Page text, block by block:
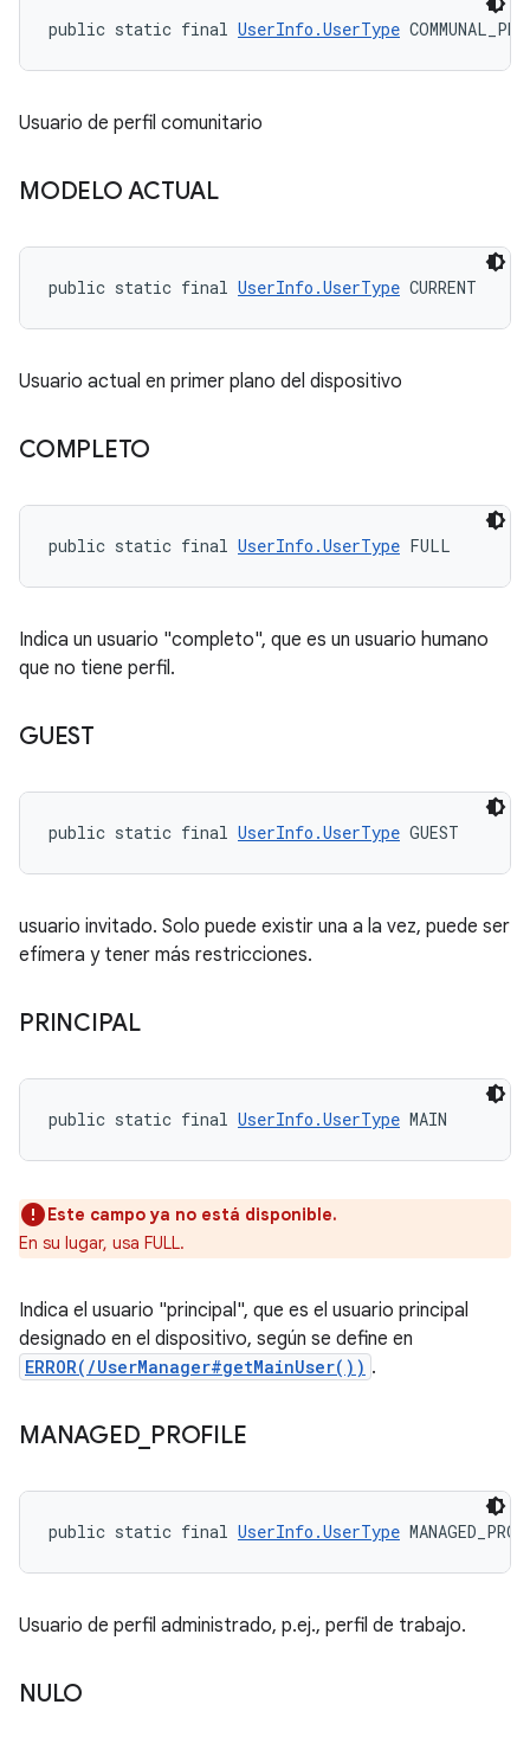
public static final UserInfo.UserType
Usuario de perfil comunitario
MODELO ACTUAL
public static final UserInfo.UserType CURRENT
Usuario actual en primer plano del dispositivo
COMPLETO
public static final UserInfo.UserType FULL
Indica un usuario "completo", que es un usuario humano
que no tiene perfil.
GUEST
public static final UserInfo.UserType GUEST
usuario invitado. Solo puede existir una a la vez, puede ser
efímera y tener más restricciones.
PRINCIPAL
public static final UserInfo.UserType MAIN
Este campo ya no está disponible.
En su lugar, usa FULL.
Indica el usuario "principal", que es el usuario principal
designado en el dispositivo, según se define en
ERROR(/UserManager#getMainUser()) .
MANAGED_ PROFILE
public static final UserInfo.UserType
Usuario de perfil administrado, p.ej., perfil de trabajo.
NULO